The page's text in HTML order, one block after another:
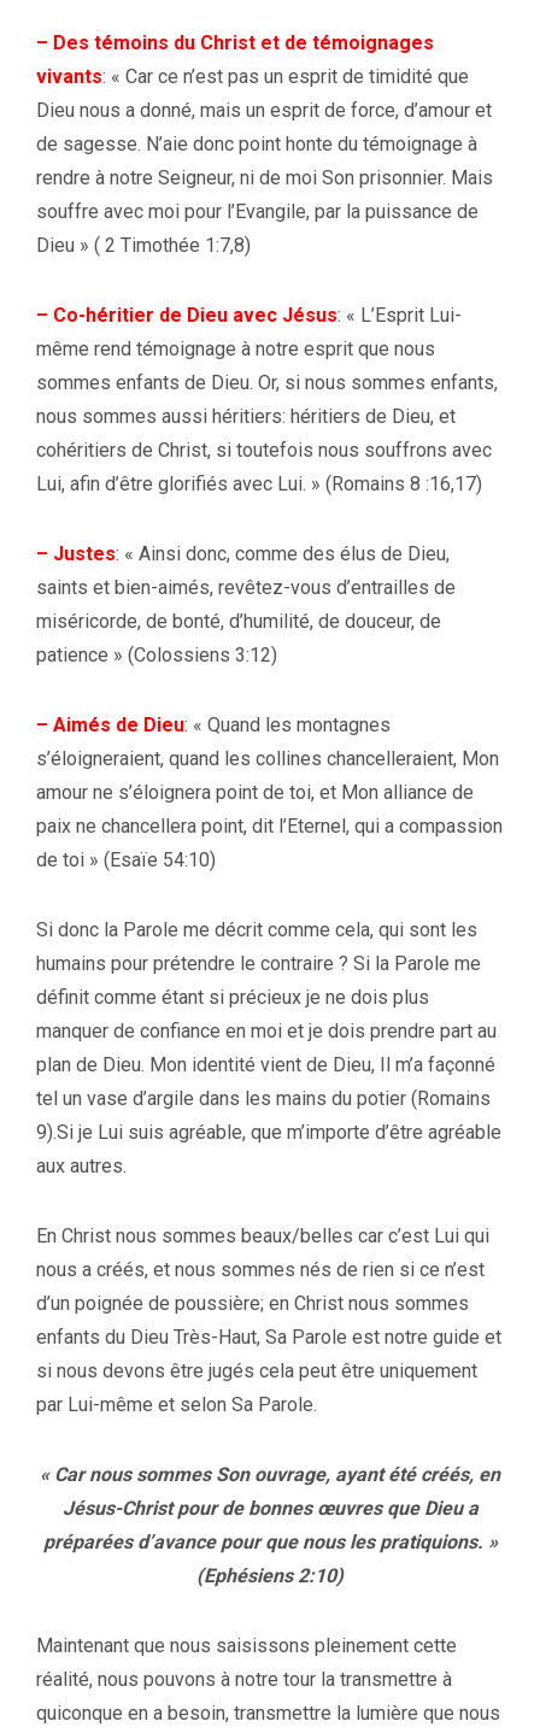
– Des témoins du Christ et de témoignages
vivants: « Car ce n’est pas un esprit de timidité que
Dieu nous a donné, mais un esprit de force, d’amour et
de sagesse. N’aie donc point honte du témoignage à
rendre à notre Seigneur, ni de moi Son prisonnier. Mais
souffre avec moi pour l’Evangile, par la puissance de
Dieu » ( 2 Timothée 1:7,8)
– Co-héritier de Dieu avec Jésus: « L’Esprit Lui-
même rend témoignage à notre esprit que nous
sommes enfants de Dieu. Or, si nous sommes enfants,
nous sommes aussi héritiers: héritiers de Dieu, et
cohéritiers de Christ, si toutefois nous souffrons avec
Lui, afin d’être glorifiés avec Lui. » (Romains 8 :16,17)
– Justes: « Ainsi donc, comme des élus de Dieu,
saints et bien-aimés, revêtez-vous d’entrailles de
miséricorde, de bonté, d’humilité, de douceur, de
patience » (Colossiens 3:12)
– Aimés de Dieu: « Quand les montagnes
s’éloigneraient, quand les collines chancelleraient, Mon
amour ne s’éloignera point de toi, et Mon alliance de
paix ne chancellera point, dit l’Eternel, qui a compassion
de toi » (Esaïe 54:10)
Si donc la Parole me décrit comme cela, qui sont les
humains pour prétendre le contraire ? Si la Parole me
définit comme étant si précieux je ne dois plus
manquer de confiance en moi et je dois prendre part au
plan de Dieu. Mon identité vient de Dieu, Il m’a façonné
tel un vase d’argile dans les mains du potier (Romains
9).Si je Lui suis agréable, que m’importe d’être agréable
aux autres.
En Christ nous sommes beaux/belles car c’est Lui qui
nous a créés, et nous sommes nés de rien si ce n’est
d’un poignée de poussière; en Christ nous sommes
enfants du Dieu Très-Haut, Sa Parole est notre guide et
si nous devons être jugés cela peut être uniquement
par Lui-même et selon Sa Parole.
« Car nous sommes Son ouvrage, ayant été créés, en
Jésus-Christ pour de bonnes œuvres que Dieu a
préparées d’avance pour que nous les pratiquions. »
(Ephésiens 2:10)
Maintenant que nous saisissons pleinement cette
réalité, nous pouvons à notre tour la transmettre à
quiconque en a besoin, transmettre la lumière que nous